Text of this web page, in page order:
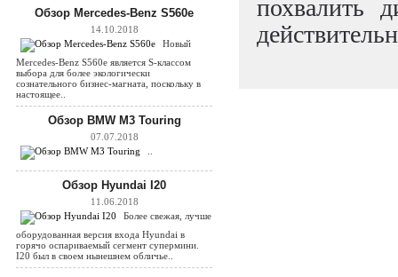
Обзор Mercedes-Benz S560e
14.10.2018
Новый
Mercedes-Benz S560e является S-классом
выбора для более экологически
сознательного бизнес-магната, поскольку в
настоящее..
Обзор BMW M3 Touring
07.07.2018
Обзор Hyundai I20
11.06.2018
Более свежая, лучше
оборудованная версия входа Hyundai в
горячо оспариваемый сегмент супермини.
I20 был в своем нынешнем обличье..
похвалить